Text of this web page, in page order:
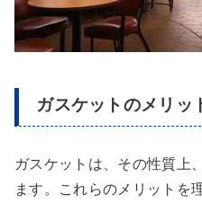
ガスケットのメリッ
ガスケットは、その性質上
ます。これらのメリットを